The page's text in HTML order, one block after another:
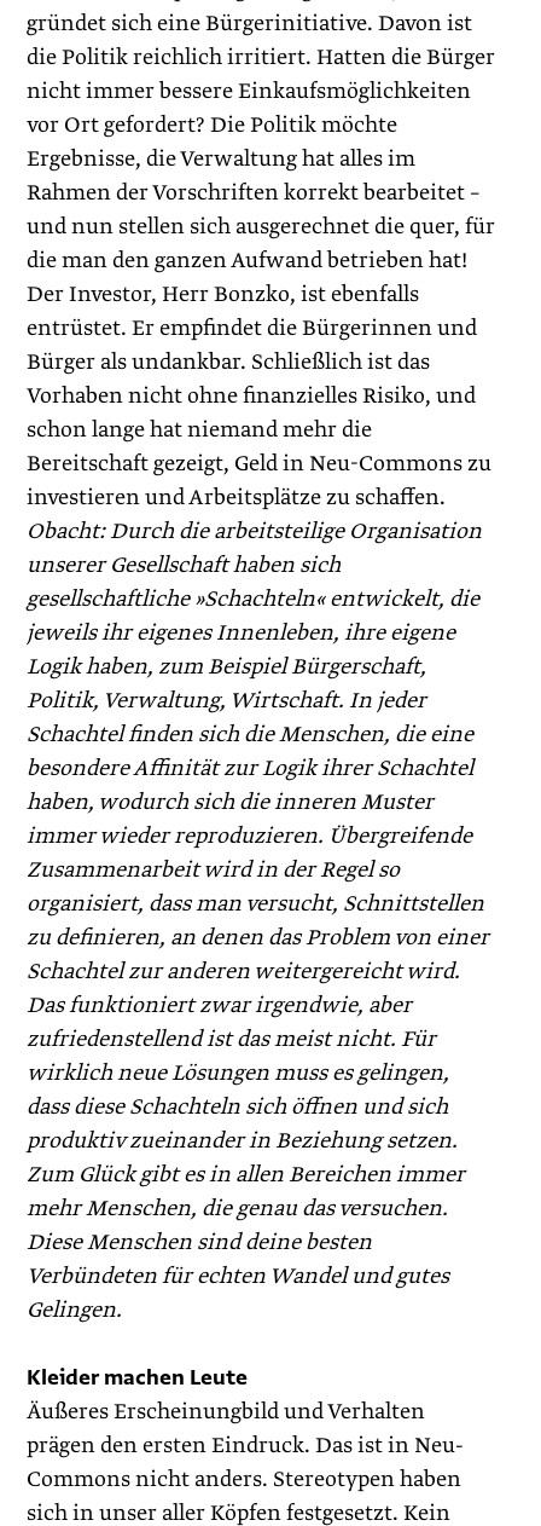
gründet sich eine Bürgerinitiative. Davon ist
die Politik reichlich irritiert. Hatten die Bürger
nicht immer bessere Einkaufsmöglichkeiten
vor Ort gefordert? Die Politik möchte
Ergebnisse, die Verwaltung hat alles im
Rahmen der Vorschriften korrekt bearbeitet –
und nun stellen sich ausgerechnet die quer, für
die man den ganzen Aufwand betrieben hat!
Der Investor, Herr Bonzko, ist ebenfalls
entrüstet. Er empfindet die Bürgerinnen und
Bürger als undankbar. Schließlich ist das
Vorhaben nicht ohne finanzielles Risiko, und
schon lange hat niemand mehr die
Bereitschaft gezeigt, Geld in Neu-Commons zu
investieren und Arbeitsplätze zu schaffen.
Obacht: Durch die arbeitsteilige Organisation
unserer Gesellschaft haben sich
gesellschaftliche »Schachteln« entwickelt, die
jeweils ihr eigenes Innenleben, ihre eigene
Logik haben, zum Beispiel Bürgerschaft,
Politik, Verwaltung, Wirtschaft. In jeder
Schachtel finden sich die Menschen, die eine
besondere Affinität zur Logik ihrer Schachtel
haben, wodurch sich die inneren Muster
immer wieder reproduzieren. Übergreifende
Zusammenarbeit wird in der Regel so
organisiert, dass man versucht, Schnittstellen
zu definieren, an denen das Problem von einer
Schachtel zur anderen weitergereicht wird.
Das funktioniert zwar irgendwie, aber
zufriedenstellend ist das meist nicht. Für
wirklich neue Lösungen muss es gelingen,
dass diese Schachteln sich öffnen und sich
produktiv zueinander in Beziehung setzen.
Zum Glück gibt es in allen Bereichen immer
mehr Menschen, die genau das versuchen.
Diese Menschen sind deine besten
Verbündeten für echten Wandel und ­gutes
Gelingen.
Kleider machen Leute
Äußeres Erscheinungbild und Verhalten
prägen den ersten Eindruck. Das ist in Neu-
Commons nicht anders. Stereotypen haben
sich in unser aller Köpfen festgesetzt. Kein